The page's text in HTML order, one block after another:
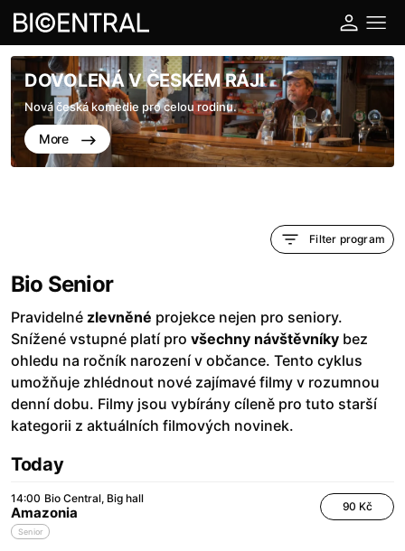
DOVOLENÁ V ČESKÉM RÁJI
Nová česká komedie pro celou rodinu.
More
Filter program
Bio Senior
Pravidelné zlevněné projekce nejen pro seniory.
Snížené vstupné platí pro všechny návštěvníky bez
ohledu na ročník narození v občance. Tento cyklus
umožňuje zhlédnout nové zajímavé filmy v rozumnou
denní dobu. Filmy jsou vybírány cíleně pro tuto starší
kategorii z aktuálních filmových novinek.
Today
14:00 Bio Central Big hall
Amazonia
Senior
90 Kč